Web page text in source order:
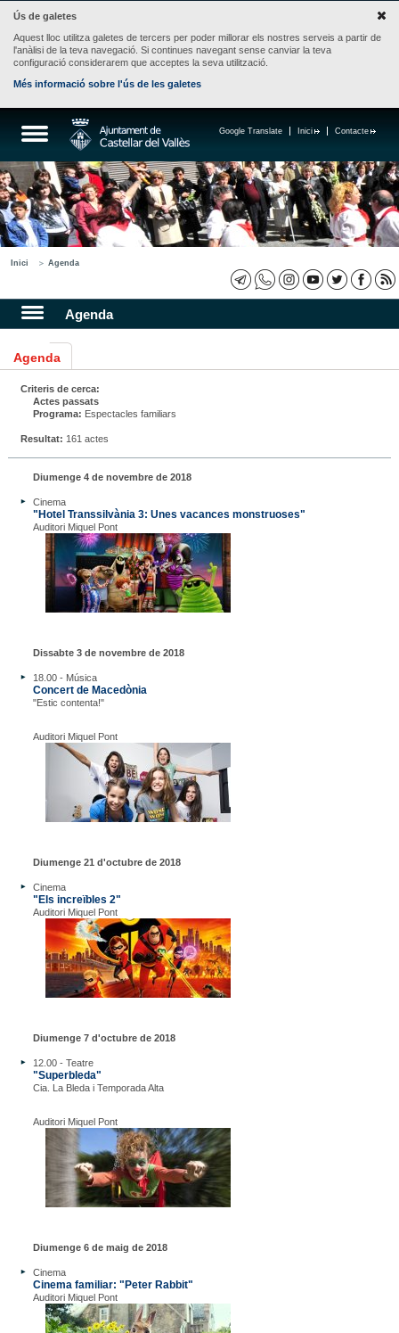
Ús de galetes
Aquest lloc utilitza galetes de tercers per poder millorar els nostres serveis a partir de
l'anàlisi de la teva navegació. Si continues navegant sense canviar la teva
configuració considerarem que acceptes la seva utilització.
Més informació sobre l'ús de les galetes
Contacte
Inici
Google Translate
Inici Agenda
Agenda
Agenda
Criteris de cerca:
Actes passats
Programa: Espectacles familiars
Resultat: 161 actes
Diumenge 4 de novembre de 2018
Cinema
"Hotel Transsilvània 3: Unes vacances monstruoses"
Auditori Miquel Pont
Dissabte 3 de novembre de 2018
18.00 - Música
Concert de Macedònia
"Estic contenta!"
Auditori Miquel Pont
Diumenge 21 d'octubre de 2018
Cinema
"Els increïbles 2"
Auditori Miquel Pont
Diumenge 7 d'octubre de 2018
12.00 - Teatre
"Superbleda"
Cia. La Bleda i Temporada Alta
Auditori Miquel Pont
Diumenge 6 de maig de 2018
Cinema
Cinema familiar: "Peter Rabbit"
Auditori Miquel Pont